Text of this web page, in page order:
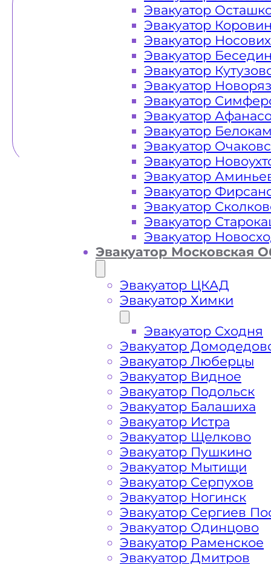
Как перевезти
Горьковском
Эвакуатор
Эвакуатор
Эвакуатор
Эвакуатор
Эвакуатор
Эвакуатор
Эвакуатор
Эвакуатор
Эвакуатор
Эвакуатор
Эвакуатор
Эвакуатор
Эвакуатор
Эвакуатор
Эвакуатор
Эвакуатор
Эвакуатор Московская
Эвакуатор ЦКАД
Эвакуатор Химки
Эвакуатор Сходня
Эвакуатор
Эвакуатор Люберцы
Эвакуатор Видное
Эвакуатор Подольск
Эвакуатор Балашиха
Эвакуатор Истра
Эвакуатор Щелково
Эвакуатор Пушкино
Эвакуатор Мытищи
Эвакуатор Серпухов
Эвакуатор Ногинск
Эвакуатор Сергиев
Эвакуатор Одинцово
Эвакуатор Раменское
Эвакуатор Дмитров